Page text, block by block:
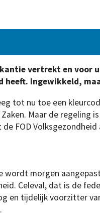
vertrekt en voor
heeft. Ingewikkeld,
tot nu toe een
Maar de regeling
FOD Volksgezondheid
wordt morgen
Celeval, dat is de
en tijdelijk voorzitter